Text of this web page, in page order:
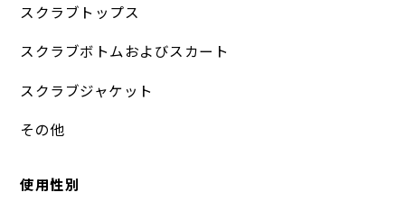
スクラブトップス
スクラブボトムおよびスカート
スクラブジャケット
その他
使用性別